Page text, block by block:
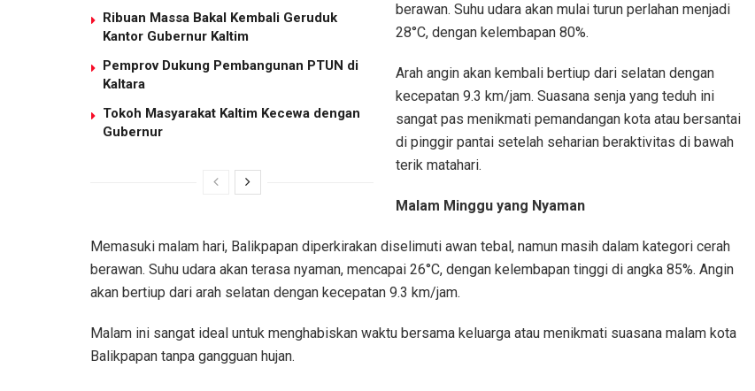
Ribuan Massa Bakal Kembali Geruduk
Kantor Gubernur Kaltim
Pemprov Dukung Pembangunan PTUN di
Kaltara
Tokoh Masyarakat Kaltim Kecewa dengan
Gubernur
berawan. Suhu udara akan mulai turun perlahan menjadi
28°C, dengan kelembapan 80%.
Arah angin akan kembali bertiup dari selatan dengan
kecepatan 9.3 km/jam. Suasana senja yang teduh ini
sangat pas menikmati pemandangan kota atau bersantai
di pinggir pantai setelah seharian beraktivitas di bawah
terik matahari.
Malam Minggu yang Nyaman
Memasuki malam hari, Balikpapan diperkirakan diselimuti awan tebal, namun masih dalam kategori cerah
berawan. Suhu udara akan terasa nyaman, mencapai 26°C, dengan kelembapan tinggi di angka 85%. Angin
akan bertiup dari arah selatan dengan kecepatan 9.3 km/jam.
Malam ini sangat ideal untuk menghabiskan waktu bersama keluarga atau menikmati suasana malam kota
Balikpapan tanpa gangguan hujan.